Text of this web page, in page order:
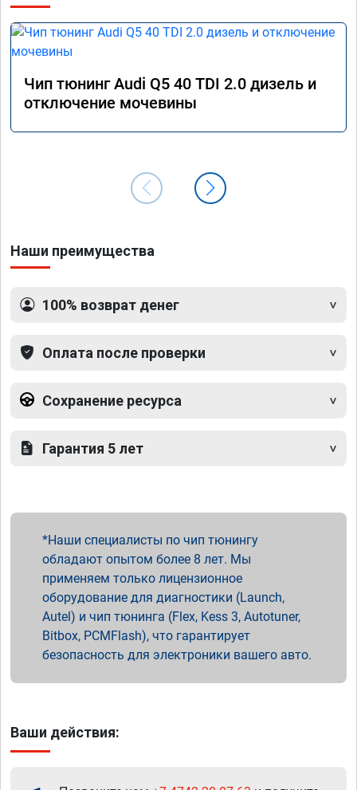
Чип тюнинг Audi Q5 40 TDI 2.0 дизель и
отключение мочевины
Наши преимущества
100% возврат денег
Оплата после проверки
Сохранение ресурса
Гарантия 5 лет
Наши специалисты по чип тюнингу
обладают опытом более 8 лет. Мы
применяем только лицензионное
оборудование для диагностики (Launch,
Autel) и чип тюнинга (Flex, Kess 3, Autotuner,
Bitbox, PCMFlash), что гарантирует
безопасность для электроники вашего авто.
Ваши действия: